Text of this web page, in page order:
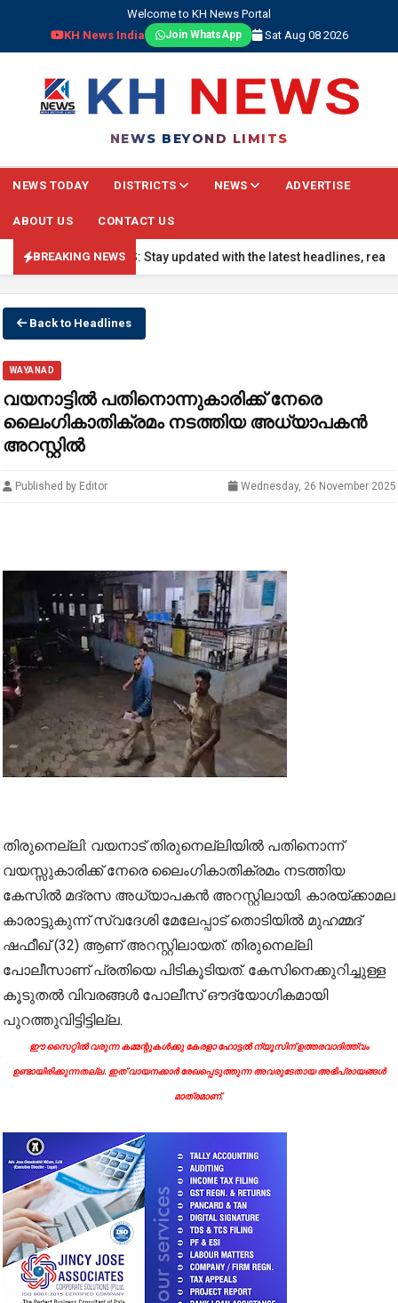
Welcome to KH News Portal
KH News India
Join WhatsApp Sat Aug 08 2026
NEWS BEYOND LIMITS
NEWS TODAY DISTRICTS NEWS ADVERTISE
ABOUT US CONTACT US
BREAKING NEWS
🔴 BREAKING NEWS: Stay updated with the latest headlines,
Back to Headlines
WAYANAD
വയനാട്ടില്‍ പതിനൊന്നുകാരിക്ക് നേരെ
ലൈംഗികാതിക്രമം നടത്തിയ അധ്യാപകൻ
അറസ്റ്റിൽ
Published by Editor Wednesday, 26 November 2025
തിരുനെല്ലി: വയനാട് തിരുനെല്ലിയിൽ പതിനൊന്ന്
വയസ്സുകാരിക്ക് നേരെ ലൈംഗികാതിക്രമം നടത്തിയ
കേസിൽ മദ്രസ അധ്യാപകൻ അറസ്റ്റിലായി. കാരയ്ക്കാമല
കാരാട്ടുകുന്ന് സ്വദേശി മേലേപ്പാട് തൊടിയിൽ മുഹമ്മദ്
ഷഫീഖ് (32) ആണ് അറസ്റ്റിലായത്. തിരുനെല്ലി
പോലീസാണ് പ്രതിയെ പിടികൂടിയത്. കേസിനെക്കുറിച്ചുള്ള
കൂടുതൽ വിവരങ്ങൾ പോലീസ് ഔദ്യോഗികമായി
പുറത്തുവിട്ടിട്ടില്ല.
ഈ സൈറ്റിൽ വരുന്ന കമ്മന്റുകൾക്കു കേരളാ ഹോട്ടൽ ന്യൂസിന് ഉത്തരവാദിത്ത്വം
ഉണ്ടായിരിക്കുന്നതല്ല. ഇത് വായനക്കാർ രേഖപ്പെടുത്തുന്ന അവരുടേതായ അഭിപ്രായങ്ങൾ
മാത്രമാണ്.